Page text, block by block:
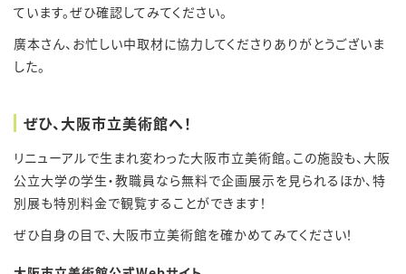
ています。ぜひ確認してみてください。
廣本さん、お忙しい中取材に協力してくださりありがとうございま
した。
ぜひ、大阪市立美術館へ！
リニューアルで生まれ変わった大阪市立美術館。この施設も、大阪
公立大学の学生・教職員なら無料で企画展示を見られるほか、特
別展も特別料金で観覧することができます！
ぜひ自身の目で、大阪市立美術館を確かめてみてください！